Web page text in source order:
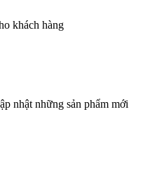
khách hàng
nhật những sản phẩm mới